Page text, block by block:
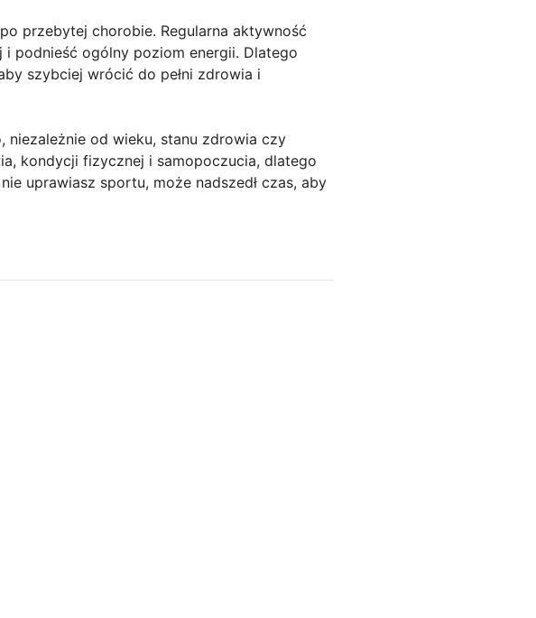
przebytej chorobie. Regularna aktywność
podnieść ogólny poziom energii. Dlatego
szybciej wrócić do pełni zdrowia i
od wieku, stanu zdrowia czy
kondycji fizycznej i samopoczucia, dlatego
uprawiasz sportu, może nadszedł czas, aby